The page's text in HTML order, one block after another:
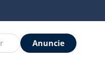
Anuncie